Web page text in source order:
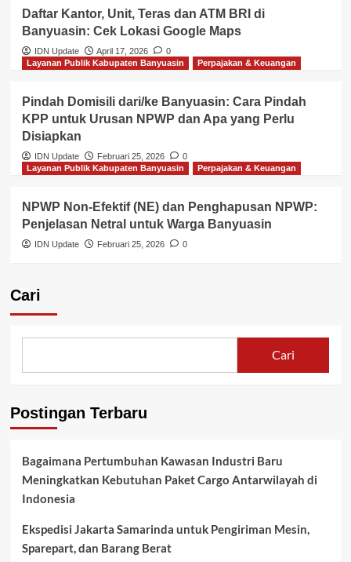
Daftar Kantor, Unit, Teras dan ATM BRI di
Banyuasin: Cek Lokasi Google Maps
IDN Update April 17, 2026
0
Layanan Publik Kabupaten Banyuasin
Perpajakan & Keuangan
Pindah Domisili dari/ke Banyuasin: Cara Pindah
KPP untuk Urusan NPWP dan Apa yang Perlu
Disiapkan
IDN Update Februari 25, 2026
0
Layanan Publik Kabupaten Banyuasin
Perpajakan & Keuangan
NPWP Non-Efektif (NE) dan Penghapusan NPWP:
Penjelasan Netral untuk Warga Banyuasin
IDN Update Februari 25, 2026 0
Cari
Cari
Postingan Terbaru
Bagaimana Pertumbuhan Kawasan Industri Baru
Meningkatkan Kebutuhan Paket Cargo Antarwilayah di
Indonesia
Ekspedisi Jakarta Samarinda untuk Pengiriman Mesin,
Sparepart, dan Barang Berat